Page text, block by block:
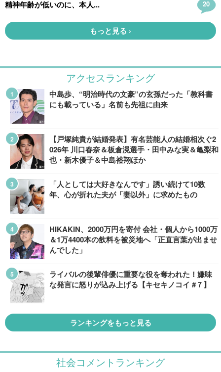
アクセスランキング
中島歩、“明治時代の文豪”の玄孫だった「教科書
にも載っている」名前も先祖に由来
【戸塚純貴が結婚発表】有名芸能人の結婚相次ぐ2
026年 川口春奈＆板倉滉選手・田中みな実＆亀梨和
也・新木優子＆中島裕翔ほか
「人としては大好きなんです」誘い続けて10数
年、心が折れた夫が「妻以外」に求めたもの
HIKAKIN、2000万円を寄付 会社・個人から1000万
＆1万4400本の飲料を被災地へ「正直言葉が出ませ
んでした」
ライバルの後輩俳優に重要な役を奪われた！嫌味
な発言に怒りが込み上げる【キセキノコイ #７】
ランキングをもっと見る